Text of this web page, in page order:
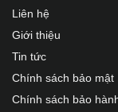
Liên hệ
Giới thiệu
Tin tức
Chính sách bảo mật
Chính sách bảo